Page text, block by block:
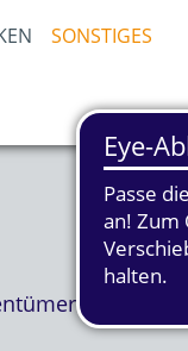
SONSTIGES
verschickt.